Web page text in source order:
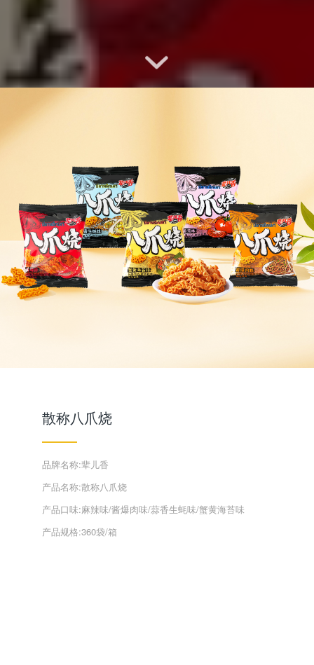
散称八爪烧
品牌名称:辈儿香
产品名称:散称八爪烧
产品口味:麻辣味/酱爆肉味/蒜香生蚝味/蟹黄海苔味
产品规格:360袋/箱